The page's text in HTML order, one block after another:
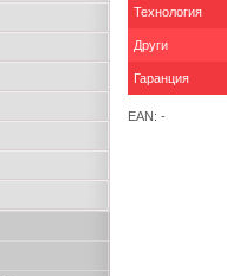
Технология
Други
Гаранция
EAN: -